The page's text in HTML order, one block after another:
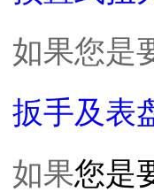
如果您是
扳手及表
如果您是